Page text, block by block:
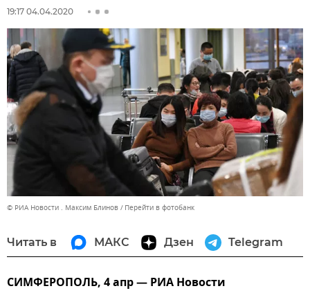
19:17 04.04.2020
© РИА Новости . Максим Блинов Перейти в фотобанк
Читать в МАКС Дзен Telegram
СИМФЕРОПОЛЬ, 4 апр — РИА Новости